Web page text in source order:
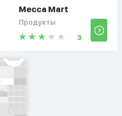
Mecca Mart
Продукты
3